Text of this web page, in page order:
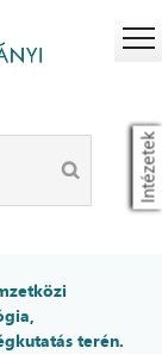
Intézetek
terén.